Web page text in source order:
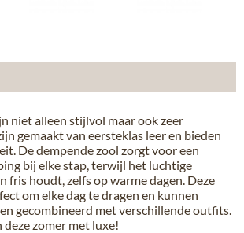
niet alleen stijlvol maar ook zeer
gemaakt van eersteklas leer en bieden
De dempende zool zorgt voor een
bij elke stap, terwijl het luchtige
fris houdt, zelfs op warme dagen. Deze
om elke dag te dragen en kunnen
gecombineerd met verschillende outfits.
zomer met luxe!